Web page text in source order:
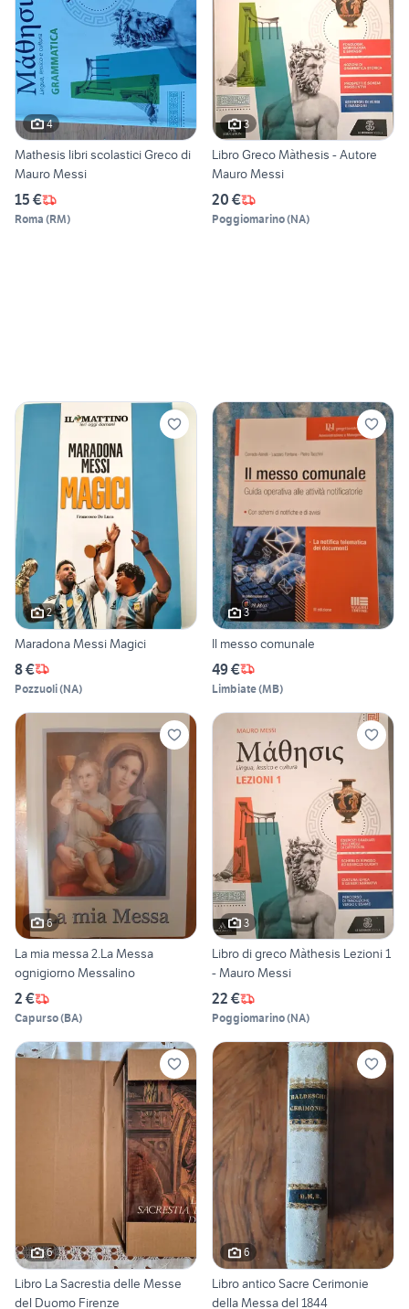
4
Mathesis libri scolastici Greco di
Mauro Messi
15 €
Roma (RM)
3
Libro Greco Màthesis - Autore
Mauro Messi
20 €
Poggiomarino(NA)
2
Maradona Messi Magici
8 €
Pozzuoli(NA)
3
Il messo comunale
49 €
Limbiate(MB)
6
La mia messa 2.La Messa
ognigiorno Messalino
2 €
Capurso(BA)
3
Libro di greco Màthesis Lezioni 1
- Mauro Messi
22 €
Poggiomarino(NA)
6
Libro La Sacrestia delle Messe
del Duomo Firenze
6
Libro antico Sacre Cerimonie
della Messa del 1844